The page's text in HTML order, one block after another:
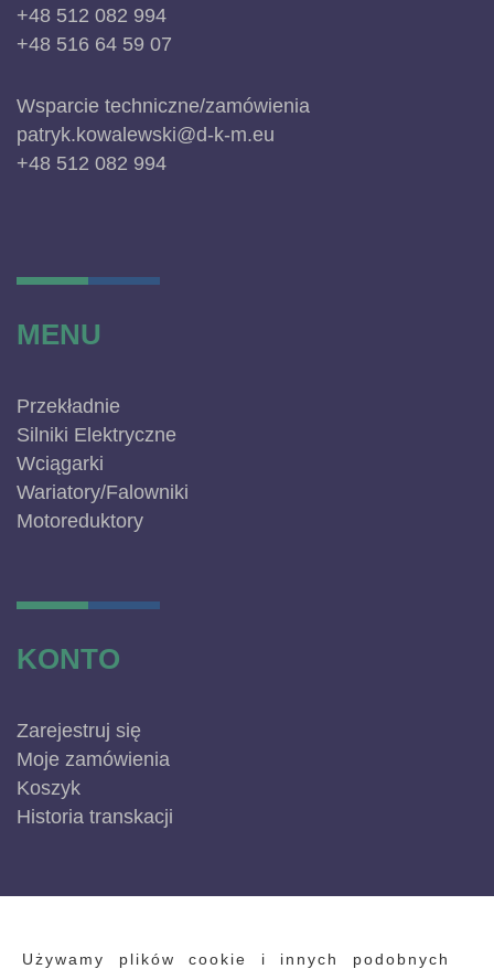
Używamy plików cookie i innych podobnych
+48 512 082 994
+48 516 64 59 07
Wsparcie techniczne/zamówienia
patryk.kowalewski@d-k-m.eu
+48 512 082 994
MENU
Przekładnie
Silniki Elektryczne
Wciągarki
Wariatory/Falowniki
Motoreduktory
KONTO
Zarejestruj się
Moje zamówienia
Koszyk
Historia transkacji
INFORMACJE